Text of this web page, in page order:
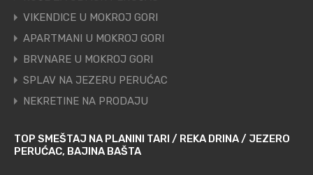
VIKENDICE U MOKROJ GORI
APARTMANI U MOKROJ GORI
BRVNARE U MOKROJ GORI
SPLAV NA JEZERU PERUĆAC
NEKRETINE NA PRODAJU
TOP SMEŠTAJ NA PLANINI TARI / REKA DRINA / JEZERO
PERUĆAC, BAJINA BAŠTA